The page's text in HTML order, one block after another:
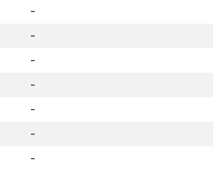
-
-
-
-
-
-
-